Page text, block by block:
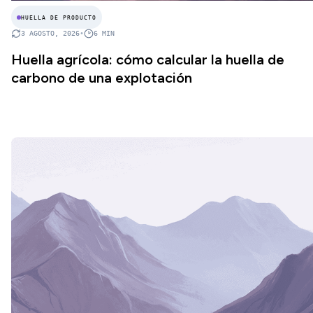
HUELLA DE PRODUCTO
3 AGOSTO, 2026• 6 MIN
Huella agrícola: cómo calcular la huella de
carbono de una explotación